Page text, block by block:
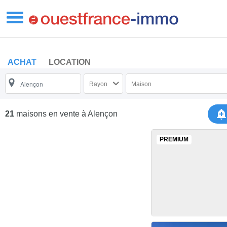
ACHAT LOCATION
Rayon Maison
21 maisons en vente à Alençon
PREMIUM